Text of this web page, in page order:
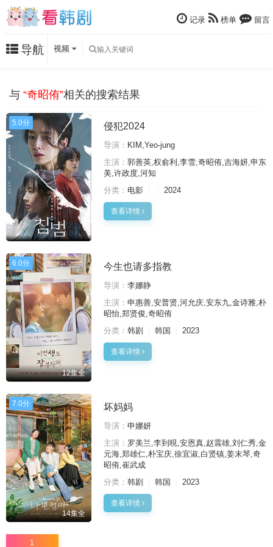
记录 榜单 留言
导航 视频
与 “奇昭侑”相关的搜索结果
5.0分 侵犯2024
导演： KIM,Yeo-jung
主演： 郭善英,权俞利,李雪,奇昭侑,吉海妍,申东
美,许政度,河知
分类： 电影 2024
查看详情
6.0分
12集全
今生也请多指教
导演： 李娜静
主演： 申惠善,安普贤,河允庆,安东九,金诗雅,朴
昭怡,郑贤俊,奇昭侑
分类： 韩剧 韩国 2023
查看详情
7.0分
14集全
坏妈妈
导演： 申娜妍
主演： 罗美兰,李到晛,安恩真,赵震雄,刘仁秀,金
元海,郑雄仁,朴宝庆,徐宜淑,白贤镇,姜末琴,奇
昭侑,崔武成
分类： 韩剧 韩国 2023
查看详情
1